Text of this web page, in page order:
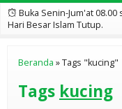
Buka Senin-Jum'at
Hari Besar Islam Tutup.
Beranda »Tags "kucing"
Tags kucing